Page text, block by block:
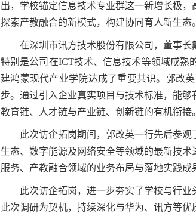
出，学校锚定信息技术专业群这一新增长极
探索产教融合的新模式，构建协同育人新生态。
在深圳市讯方技术股份有限公司，董事
特别是公司在ICT技术、信息技术等领域成熟
建鸿蒙现代产业学院达成了重要共识。郭改
步。通过引入企业真实项目与技术标准，能
教育链、人才链与产业链、创新链的有机衔接。
此次访企拓岗期间，郭改英一行先后参
生态、数字能源及网络安全等领域的最新技
服务、产教融合领域的业务布局与落地实践成
此次访企拓岗，进一步夯实了学校与行
此次调研为契机，持续深化与华为、讯方等